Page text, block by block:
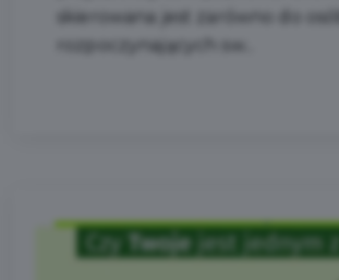
skierowana jest zarówno do osób
rozpoczynających sw...